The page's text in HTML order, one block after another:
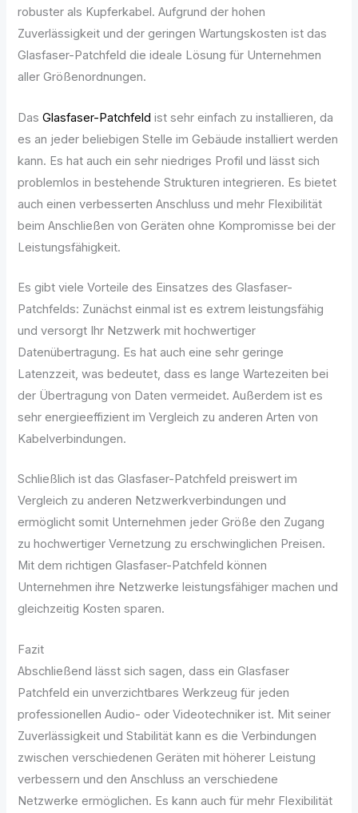
robuster als Kupferkabel. Aufgrund der hohen
Zuverlässigkeit und der geringen Wartungskosten ist das
Glasfaser-Patchfeld die ideale Lösung für Unternehmen
aller Größenordnungen.
DasGlasfaser-Patchfeld ist sehr einfach zu installieren, da
es an jeder beliebigen Stelle im Gebäude installiert werden
kann. Es hat auch ein sehr niedriges Profil und lässt sich
problemlos in bestehende Strukturen integrieren. Es bietet
auch einen verbesserten Anschluss und mehr Flexibilität
beim Anschließen von Geräten ohne Kompromisse bei der
Leistungsfähigkeit.
Es gibt viele Vorteile des Einsatzes des Glasfaser-
Patchfelds: Zunächst einmal ist es extrem leistungsfähig
und versorgt Ihr Netzwerk mit hochwertiger
Datenübertragung. Es hat auch eine sehr geringe
Latenzzeit, was bedeutet, dass es lange Wartezeiten bei
der Übertragung von Daten vermeidet. Außerdem ist es
sehr energieeffizient im Vergleich zu anderen Arten von
Kabelverbindungen.
Schließlich ist das Glasfaser-Patchfeld preiswert im
Vergleich zu anderen Netzwerkverbindungen und
ermöglicht somit Unternehmen jeder Größe den Zugang
zu hochwertiger Vernetzung zu erschwinglichen Preisen.
Mit dem richtigen Glasfaser-Patchfeld können
Unternehmen ihre Netzwerke leistungsfähiger machen und
gleichzeitig Kosten sparen.
Fazit
Abschließend lässt sich sagen, dass ein Glasfaser
Patchfeld ein unverzichtbares Werkzeug für jeden
professionellen Audio- oder Videotechniker ist. Mit seiner
Zuverlässigkeit und Stabilität kann es die Verbindungen
zwischen verschiedenen Geräten mit höherer Leistung
verbessern und den Anschluss an verschiedene
Netzwerke ermöglichen. Es kann auch für mehr Flexibilität